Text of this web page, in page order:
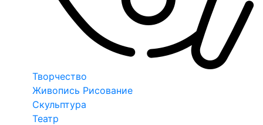
Творчество
Живопись Рисование
Скульптура
Театр